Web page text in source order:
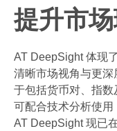
提升市
AT DeepSight 体现
清晰市场视角与更深
于包括货币对、指
可配合技术分析使用
AT DeepSight 现已